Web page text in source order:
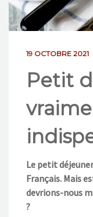
CONTACT
19 OCTOBRE 2021
Petit
Le petit
Français. Mais
devrions-nous
?